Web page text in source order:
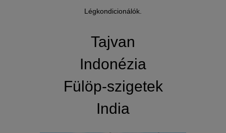
Légkondicionálók.
Tajvan
Indonézia
Fülöp-szigetek
India